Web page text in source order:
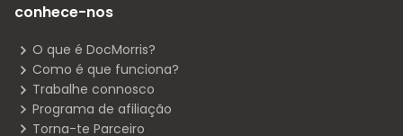
conhece-nos
O que é DocMorris?
Como é que funciona?
Trabalhe connosco
Programa de afiliação
Torna-te Parceiro